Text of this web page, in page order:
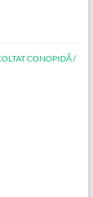
CONOPIDĂ /